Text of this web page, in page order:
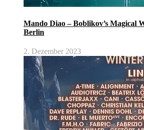
Mando Diao – Boblikov’s Magical
Berlin
2. Dezember 2023